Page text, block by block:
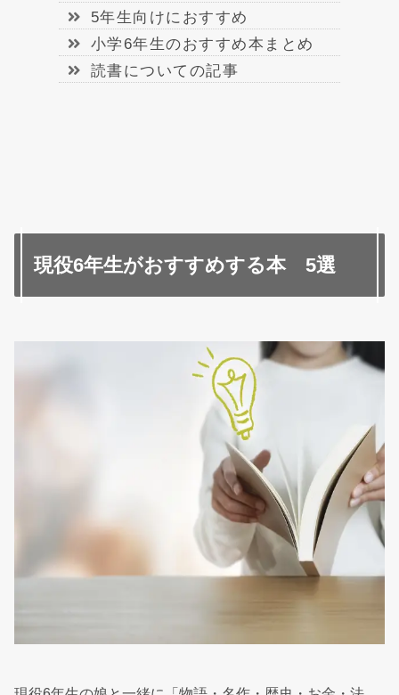
5年生向けにおすすめ
小学6年生のおすすめ本まとめ
読書についての記事
現役6年生がおすすめする本 5選